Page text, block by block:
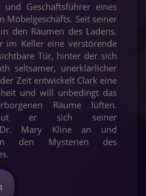
und Geschäftsführer eines
Möbelgeschäfts. Seit seiner
den Räumen des Ladens.
im Keller eine verstörende
Tür, hinter der sich
seltsamer, unerklärlicher
Zeit entwickelt Clark eine
und will unbedingt das
Räume lüften.
er sich seiner
Dr. Mary Kline an und
den Mysterien des